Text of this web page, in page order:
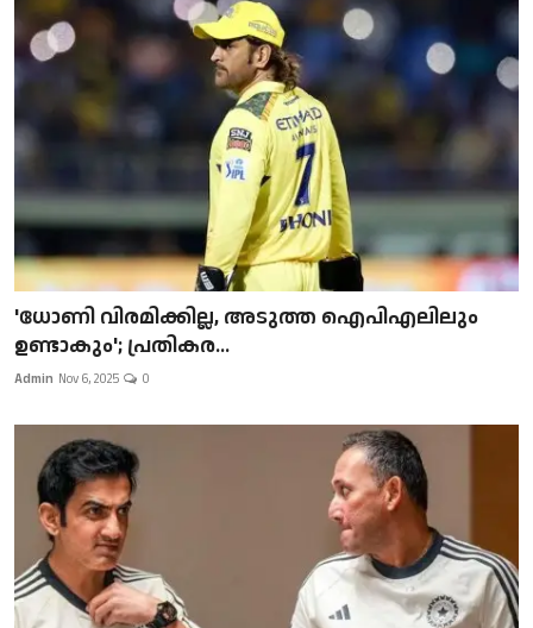
'ധോണി വിരമിക്കില്ല, അടുത്ത ഐപിഎലിലും
ഉണ്ടാകും'; പ്രതികര...
Admin Nov 6, 2025 0